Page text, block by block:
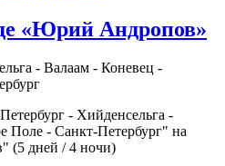
«Юрий Андропов»
- Валаам - Коневец -
- Хийденсельга -
Поле - Санкт-Петербург" на
(5 дней / 4 ночи)